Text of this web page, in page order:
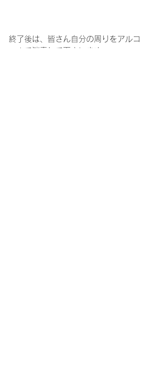
終了後は、皆さん自分の周りをアルコ
ールで消毒して下さいます。